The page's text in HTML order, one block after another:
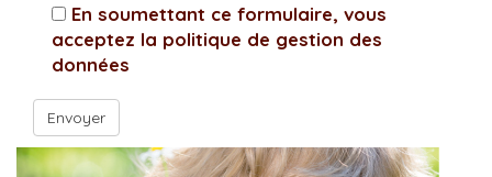
En soumettant ce formulaire, vous
acceptez la politique de gestion des
données